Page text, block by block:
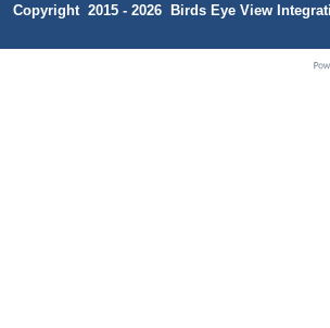
Copyright 2015 - 2026 Birds Eye View